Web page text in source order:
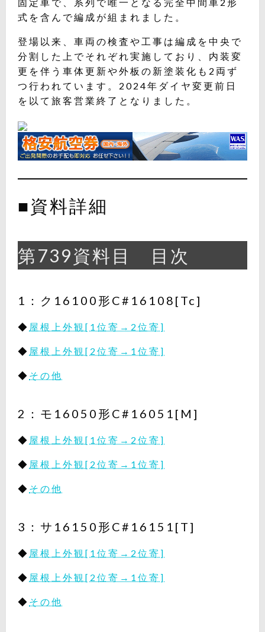
式を含んで編成が組まれました。
登場以来、車両の検査や工事は編成を中央で
分割した上でそれぞれ実施しており、内装変
更を伴う車体更新や外板の新塗装化も2両ず
つ行われています。2024年ダイヤ変更前日
を以て旅客営業終了となりました。
■資料詳細
第739資料目 目次
1：ク16100形C#16108[Tc]
◆ 屋根上外観[1位寄→2位寄]
◆ 屋根上外観[2位寄→1位寄]
◆ その他
2：モ16050形C#16051[M]
◆ 屋根上外観[1位寄→2位寄]
◆ 屋根上外観[2位寄→1位寄]
◆ その他
3：サ16150形C#16151[T]
◆ 屋根上外観[1位寄→2位寄]
◆ 屋根上外観[2位寄→1位寄]
◆ その他